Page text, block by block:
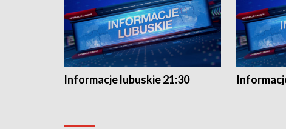
Informacje lubuskie 21:30